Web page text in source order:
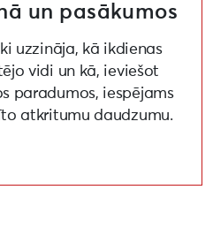
un pasākumos
uzzināja, kā ikdienas
vidi un kā, ieviešot
paradumos, iespējams
atkritumu daudzumu.